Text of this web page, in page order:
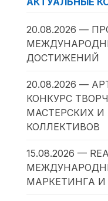
20.08.2026 —
ДОСТИЖЕНИЙ
20.08.2026 —
КОНКУРС
МАСТЕРСКИХ И
КОЛЛЕКТИВОВ
15.08.2026 —
МАРКЕТИНГА И